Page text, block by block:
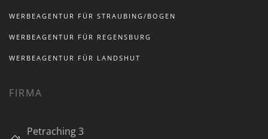
WERBEAGENTUR FÜR STRAUBING/BOGEN
WERBEAGENTUR FÜR REGENSBURG
WERBEAGENTUR FÜR LANDSHUT
FIRMA
Petraching 3